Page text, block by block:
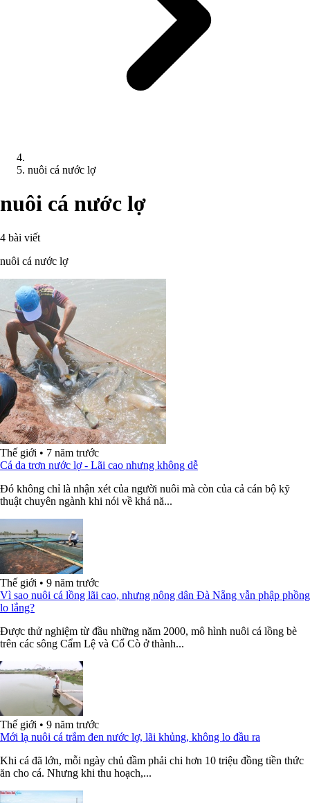
nuôi cá nước lợ
nuôi cá nước lợ
4 bài viết
nuôi cá nước lợ
Thế giới • 7 năm trước
Cá da trơn nước lợ - Lãi cao nhưng không dễ
Đó không chỉ là nhận xét của người nuôi mà còn của cả cán bộ kỹ
thuật chuyên ngành khi nói về khả nă...
Thế giới • 9 năm trước
Vì sao nuôi cá lồng lãi cao, nhưng nông dân Đà Nẵng vẫn phập phồng
lo lắng?
Được thử nghiệm từ đầu những năm 2000, mô hình nuôi cá lồng bè
trên các sông Cẩm Lệ và Cổ Cò ở thành...
Thế giới • 9 năm trước
Mới lạ nuôi cá trắm đen nước lợ, lãi khủng, không lo đầu ra
Khi cá đã lớn, mỗi ngày chủ đầm phải chi hơn 10 triệu đồng tiền thức
ăn cho cá. Nhưng khi thu hoạch,...